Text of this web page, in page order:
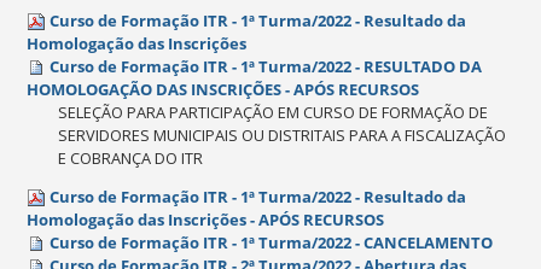
Curso de Formação ITR - 1ª Turma/2022 - Resultado da
Homologação das Inscrições
Curso de Formação ITR - 1ª Turma/2022 - RESULTADO DA
HOMOLOGAÇÃO DAS INSCRIÇÕES - APÓS RECURSOS
SELEÇÃO PARA PARTICIPAÇÃO EM CURSO DE FORMAÇÃO DE
SERVIDORES MUNICIPAIS OU DISTRITAIS PARA A FISCALIZAÇÃO
E COBRANÇA DO ITR
Curso de Formação ITR - 1ª Turma/2022 - Resultado da
Homologação das Inscrições - APÓS RECURSOS
Curso de Formação ITR - 1ª Turma/2022 - CANCELAMENTO